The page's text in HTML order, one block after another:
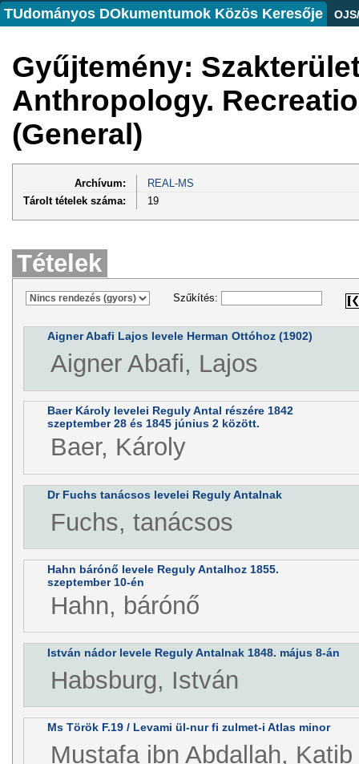
TUdományos DOkumentumok Közös Keresője
Gyűjtemény:
Anthropology.
(General)
Archívum:
REAL-MS
Tárolt tételek száma:
19
Tételek
Szűkítés:
Aigner Abafi Lajos levele Herman Ottóhoz (1902)
Aigner Abafi, Lajos
Baer Károly levelei Reguly Antal részére 1842
szeptember 28 és 1845 június 2 között.
Baer, Károly
Dr Fuchs tanácsos levelei Reguly Antalnak
Fuchs, tanácsos
Hahn bárónő levele Reguly Antalhoz 1855.
szeptember 10-én
Hahn, bárónő
István nádor levele Reguly Antalnak 1848. május 8-án
Habsburg, István
Ms Török F.19 / Levami ül-nur fi zulmet-i Atlas minor
Mustafa ibn Abdallah,